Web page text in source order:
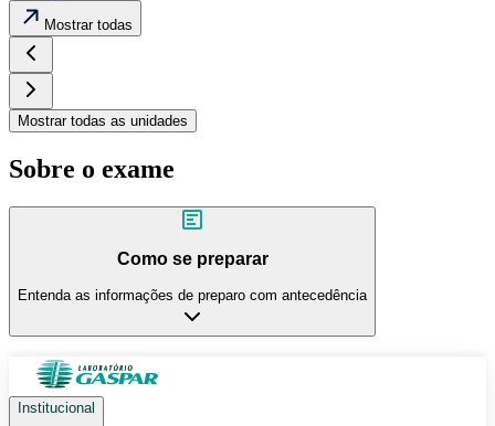
Mostrar todas
Mostrar todas as unidades
Sobre o exame
Como se preparar
Entenda as informações de preparo com antecedência
Institucional